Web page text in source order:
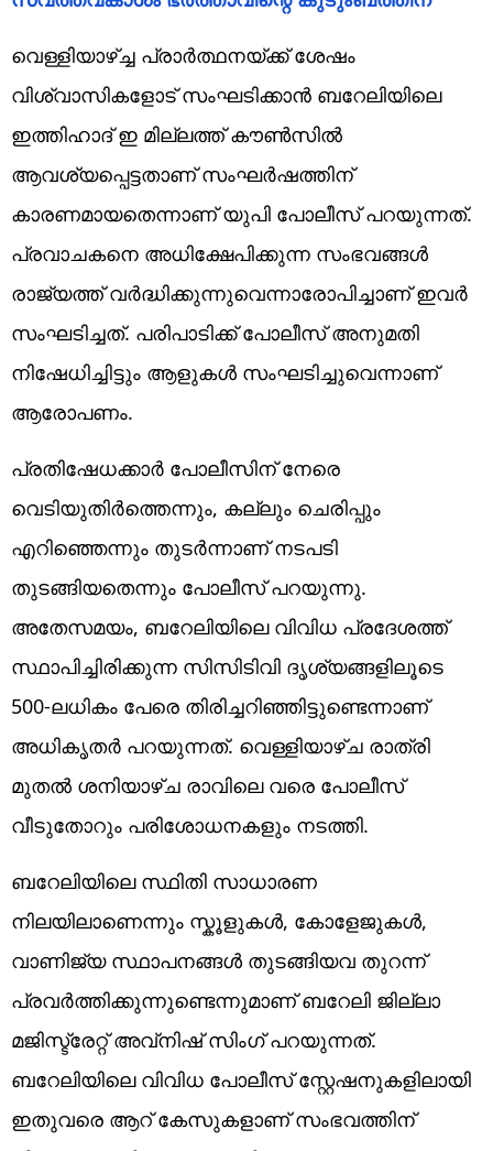
വെള്ളിയാഴ്ച്ച പ്രാർത്ഥനയ്ക്ക് ശേഷം
വിശ്വാസികളോട് സം​ഘടിക്കാൻ ബറേലിയിലെ
ഇത്തിഹാദ് ഇ മില്ലത്ത് കൗൺസിൽ
ആവശ്യപ്പെട്ടതാണ് സംഘർഷത്തിന്
കാരണമായതെന്നാണ് യുപി പോലീസ് പറയുന്നത്.
പ്രവാചകനെ അധിക്ഷേപിക്കുന്ന സംഭവങ്ങൾ
രാജ്യത്ത് വർദ്ധിക്കുന്നുവെന്നാരോപിച്ചാണ് ഇവർ
സംഘടിച്ചത്. പരിപാടിക്ക് പോലീസ് അനുമതി
നിഷേധിച്ചിട്ടും ആളുകൾ സംഘടിച്ചുവെന്നാണ്
ആരോപണം.
പ്രതിഷേധക്കാർ പോലീസിന് നേരെ
വെടിയുതിർത്തെന്നും, കല്ലും ചെരിപ്പും
എറിഞ്ഞെന്നും തുടർന്നാണ് നടപടി
തുടങ്ങിയതെന്നും പോലീസ് പറയുന്നു.
അതേസമയം, ബറേലിയിലെ വിവിധ പ്രദേശത്ത്
സ്ഥാപിച്ചിരിക്കുന്ന സിസിടിവി ദൃശ്യങ്ങളിലൂടെ
500-ലധികം പേരെ തിരിച്ചറിഞ്ഞിട്ടുണ്ടെന്നാണ്
അധികൃതർ പറയുന്നത്. വെള്ളിയാഴ്ച രാത്രി
മുതൽ ശനിയാഴ്ച രാവിലെ വരെ പോലീസ്
വീടുതോറും പരിശോധനകളും നടത്തി.
ബറേലിയിലെ സ്ഥിതി സാധാരണ
നിലയിലാണെന്നും സ്കൂളുകൾ, കോളേജുകൾ,
വാണിജ്യ സ്ഥാപനങ്ങൾ തുടങ്ങിയവ ‌തുറന്ന്
പ്രവർത്തിക്കുന്നുണ്ടെന്നുമാണ് ബറേലി ജില്ലാ
മജിസ്ട്രേറ്റ് അവ്‌നിഷ് സിംഗ് പറയുന്നത്.
ബറേലിയിലെ വിവിധ പോലീസ് സ്റ്റേഷനുകളിലായി
ഇതുവരെ ആറ് കേസുകളാണ് സംഭവത്തിന്